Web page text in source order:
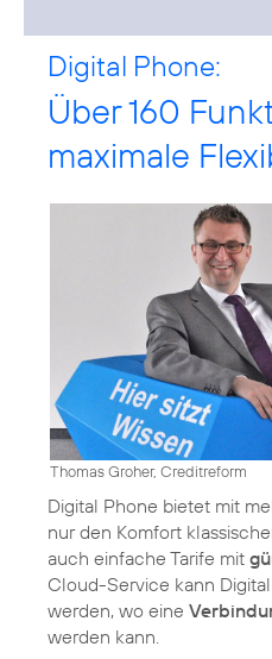
Digital Phone:
Über 160
maximale
Thomas Groher, Creditreform
Digital Phone bietet mit
nur den Komfort
auch einfache Tarife mit
Cloud-Service kann
werden, wo eine
werden kann.